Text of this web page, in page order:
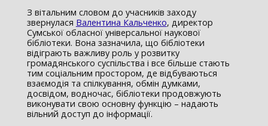
З вітальним словом до учасників заходу
звернулася Валентина Кальченко, директор
Сумської обласної універсальної наукової
бібліотеки. Вона зазначила, що бібліотеки
відіграють важливу роль у розвитку
громадянського суспільства і все більше стають
тим соціальним простором, де відбуваються
взаємодія та спілкування, обмін думками,
досвідом, водночас, бібліотеки продовжують
виконувати свою основну функцію – надають
вільний доступ до інформації.